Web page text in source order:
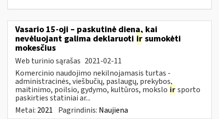
Vasario 15-oji – paskutinė diena, kai
nevėluojant galima deklaruoti ir sumokėti
mokesčius
Web turinio sąrašas 2021-02-11
Komercinio naudojimo nekilnojamasis turtas -
administracinės, viešbučių, paslaugų, prekybos,
maitinimo, poilsio, gydymo, kultūros, mokslo irsporto
paskirties statiniai ar...
Metai: 2021 Pagrindinis: Naujiena